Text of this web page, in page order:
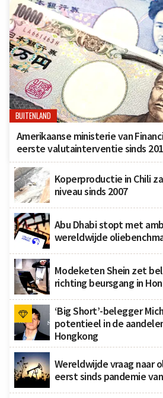
BUITENLAND
Amerikaanse ministerie van
eerste valutainterventie sinds
Koperproductie in Chili
niveau sinds 2007
Abu Dhabi stopt met
wereldwijde
Modeketen Shein zet
richting beursgang in
‘Big Short’-belegger
potentieel in de
Hongkong
Wereldwijde vraag naar
eerst sinds pandemie